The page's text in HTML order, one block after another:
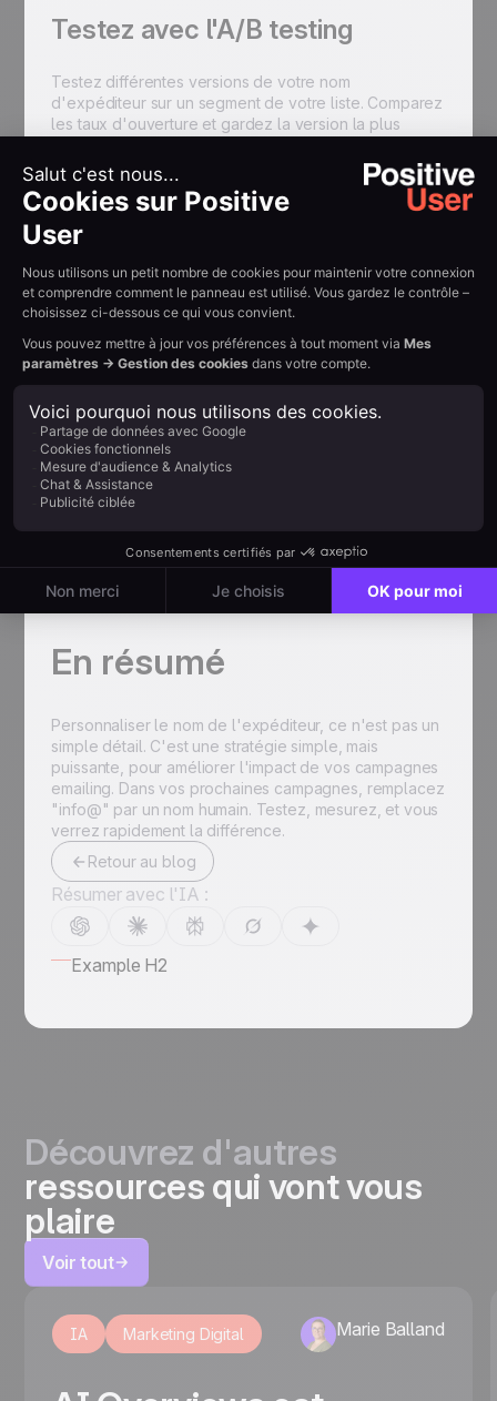
Retour au blog
Résumer avec l'IA :
Example H2
Testez avec l'A/B testing
Testez différentes versions de votre nom
d'expéditeur sur un segment de votre liste. Comparez
les taux d'ouverture et gardez la version la plus
Une mise en œuvre
simple pour des
résultats immédiats
Mettre en place un nom d'expéditeur personnalisé
n'est pas compliqué. DansPositive User, il vous suffit
votre campagne. Et les résultats sont mesurables dès
les premières campagnes :
Taux d'ouverture : plus élevé grâce à un nom
humain identifiable
paraissent plus personnels
Fidélisation : vos clients se sentent mieux
votre marque
En résumé
Personnaliser le nom de l'expéditeur, ce n'est pas un
simple détail. C'est une stratégie simple, mais
puissante, pour améliorer l'impact de vos campagnes
emailing. Dans vos prochaines campagnes, remplacez
"info@" par un nom humain. Testez, mesurez, et vous
verrez rapidement la différence.
Découvrez d'autres
ressources qui vont vous
plaire
Voir tout
IA Marketing Digital Marie Balland